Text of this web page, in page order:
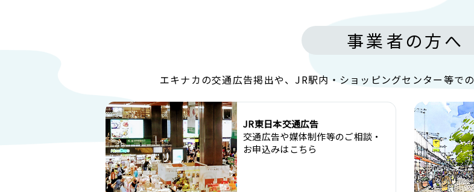
事業者の方へ
エキナカの交通広告掲出や、 JR駅内・ショッピングセンター等での
JR東日本交通広告
交通広告や媒体制作等のご相談・
お申込みはこちら